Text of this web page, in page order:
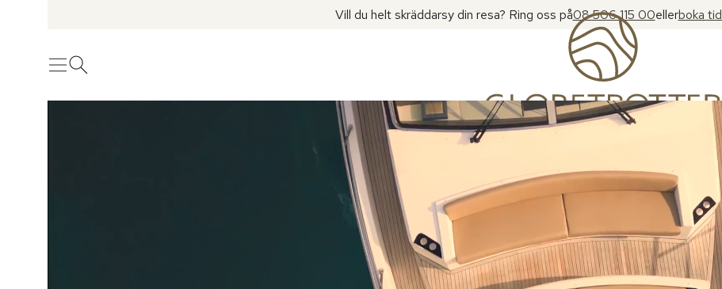
Vill du helt skräddarsy din resa? Ring oss på08 506 115 00ellerboka
MenyÖppna sök